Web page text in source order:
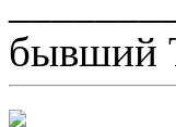
бывший